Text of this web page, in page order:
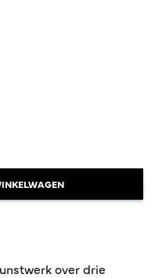
over drie